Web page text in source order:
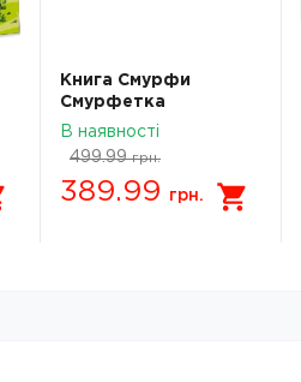
Книга Смурфи
Смурфетка
В наявності
499.99 грн.
389.99 грн.